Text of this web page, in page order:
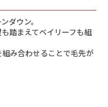
ダウン。
踏まえてベイリーフも組
み合わせることで毛先が